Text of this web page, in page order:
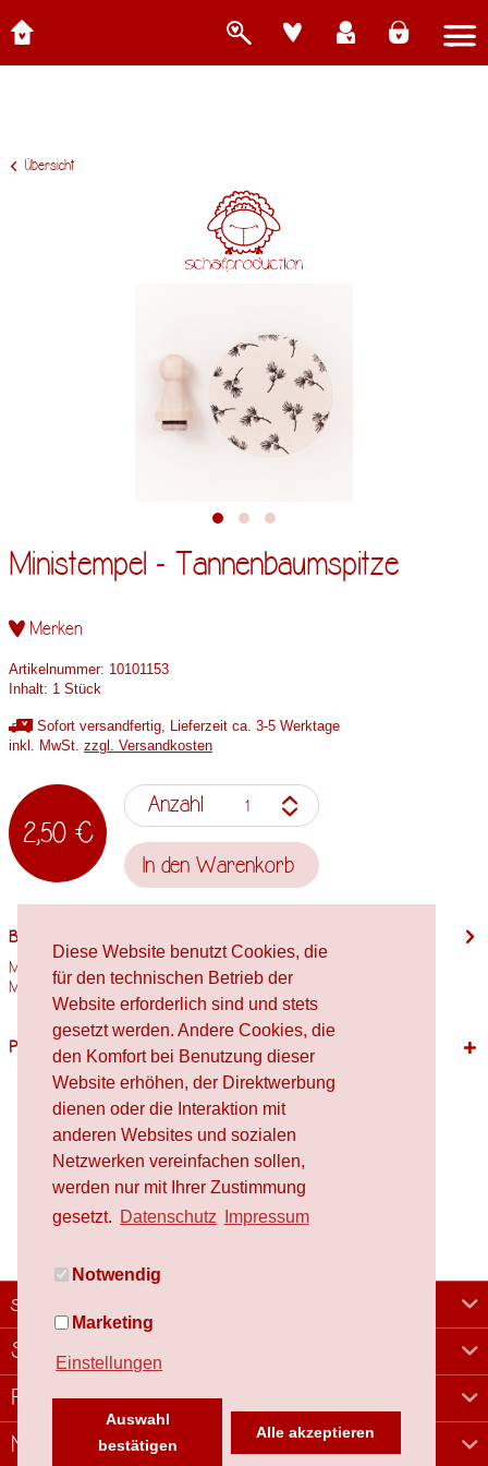
Diese Website benutzt Cookies, die
für den technischen Betrieb der
Website erforderlich sind und stets
gesetzt werden. Andere Cookies, die
den Komfort bei Benutzung dieser
Website erhöhen, der Direktwerbung
dienen oder die Interaktion mit
anderen Websites und sozialen
Netzwerken vereinfachen sollen,
werden nur mit Ihrer Zustimmung
gesetzt. Datenschutz Impressum
Notwendig
Marketing
Einstellungen
Auswahl
bestätigen
Alle akzeptieren
Übersicht
Ministempel - Tannenbaumspitze
Merken
Artikelnummer: 10101153
Inhalt: 1 Stück
Sofort versandfertig, Lieferzeit ca. 3-5 Werktage
inkl. MwSt. zzgl. Versandkosten
2,50 €
Anzahl
In den Warenkorb
Beschreibung
Motivgröße: 13mm x 8,5mm Stempelholzgröße: Spielfigur Verwendete
Materialien Holz,...mehr
Passende Produkte
schafproduction
Shop
Rechtliches
Newsletter